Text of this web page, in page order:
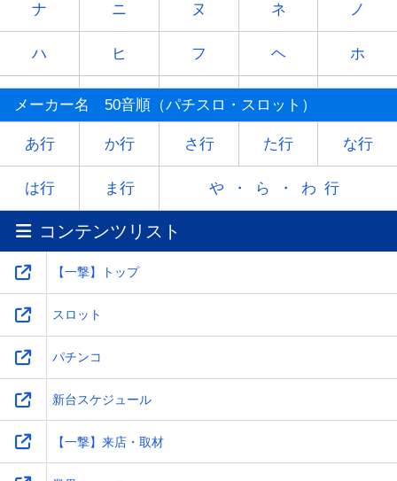
ナ ニ ヌ ネ ノ
ハ ヒ フ ヘ ホ
マ ミ ム メ
ヤ - ユ - ヨ
ラ リ レ
ワ -
メーカー名 50音順（パチスロ・スロット）
あ行 か行 さ行 た行 な行
は行 ま行 や・ら・わ行
コンテンツリスト
【一撃】トップ
スロット
パチンコ
新台スケジュール
【一撃】来店・取材